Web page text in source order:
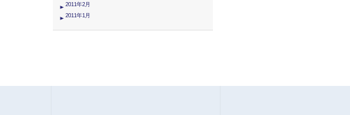
2011年2月
2011年1月